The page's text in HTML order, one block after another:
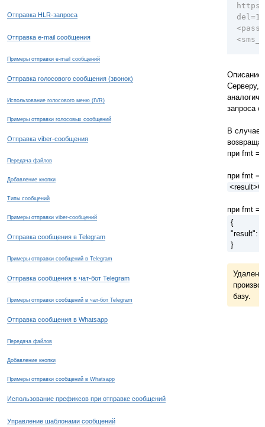
Отправка HLR-запроса
Отправка e-mail сообщения
Примеры отправки e-mail сообщений
Отправка голосового сообщения (звонок)
Использование голосового меню (IVR)
Примеры отправки голосовых сообщений
Отправка viber-сообщения
Передача файлов
Добавление кнопки
Типы сообщений
Примеры отправки viber-сообщений
Отправка сообщения в Telegram
Примеры отправки сообщений в Telegram
Отправка сообщения в чат-бот Telegram
Примеры отправки сообщений в чат-бот Telegram
Отправка сообщения в Whatsapp
Передача файлов
Добавление кнопки
Примеры отправки сообщений в Whatsapp
Использование префиксов при отправке сообщений
Управление шаблонами сообщений
Описание
Серверу,
запроса
В случае
при fmt =
при fmt =
при fmt =
{
"result":
}
базу.